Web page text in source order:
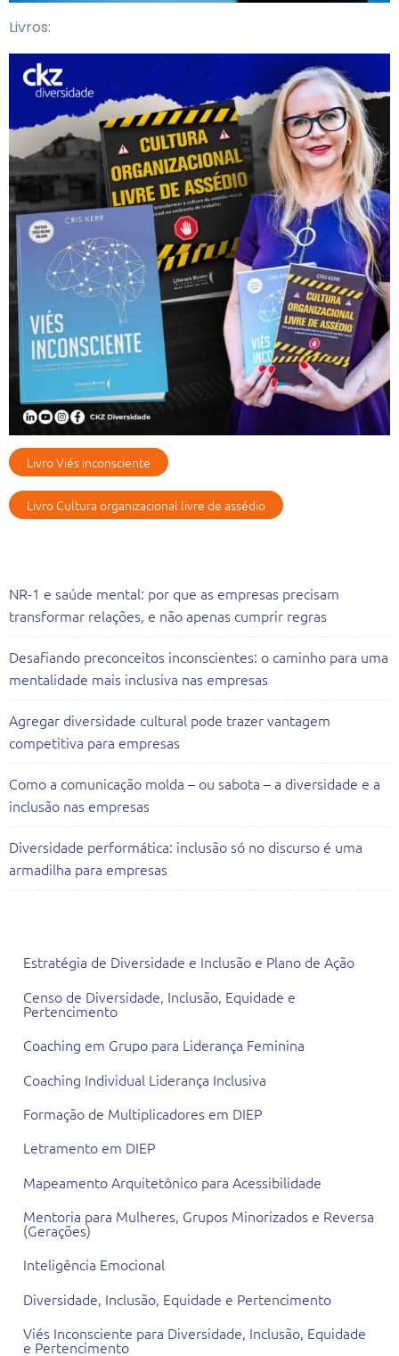
Livros:
Livro Viés inconsciente
Livro Cultura organizacional livre de assédio
NR-1 e saúde mental: por que as empresas precisam
transformar relações, e não apenas cumprir regras
Desafiando preconceitos inconscientes: o caminho para uma
mentalidade mais inclusiva nas empresas
Agregar diversidade cultural pode trazer vantagem
competitiva para empresas
Como a comunicação molda – ou sabota – a diversidade e a
inclusão nas empresas
Diversidade performática: inclusão só no discurso é uma
armadilha para empresas
Estratégia de Diversidade e Inclusão e Plano de Ação
Censo de Diversidade, Inclusão, Equidade e
Pertencimento
Coaching em Grupo para Liderança Feminina
Coaching Individual Liderança Inclusiva
Formação de Multiplicadores em DIEP
Letramento em DIEP
Mapeamento Arquitetônico para Acessibilidade
Mentoria para Mulheres, Grupos Minorizados e Reversa
(Gerações)
Inteligência Emocional
Diversidade, Inclusão, Equidade e Pertencimento
Viés Inconsciente para Diversidade, Inclusão, Equidade
e Pertencimento